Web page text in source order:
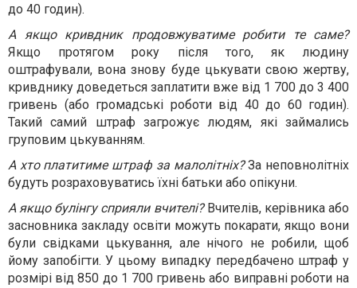
до 40 годин).
А якщо кривдник продовжуватиме робити те саме?
Якщо протягом року після того, як людину
оштрафували, вона знову буде цькувати свою жертву,
кривднику доведеться заплатити вже від 1 700 до 3 400
гривень (або громадські роботи від 40 до 60 годин).
Такий самий штраф загрожує людям, які займались
груповим цькуванням.
А хто платитиме штраф за малолітніх?За неповнолітніх
будуть розраховуватись їхні батьки або опікуни.
А якщо булінгу сприяли вчителі?Вчителів, керівника або
засновника закладу освіти можуть покарати, якщо вони
були свідками цькування, але нічого не робили, щоб
йому запобігти. У цьому випадку передбачено штраф у
розмірі від 850 до 1 700 гривень або виправні роботи на